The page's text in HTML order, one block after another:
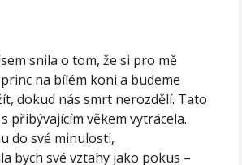
snila o tom, že si pro mě
na bílém koni a budeme
dokud nás smrt nerozdělí. Tato
přibývajícím věkem vytrácela.
do své minulosti,
bych své vztahy jako pokus –